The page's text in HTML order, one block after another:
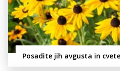
Posadite jih avgusta in